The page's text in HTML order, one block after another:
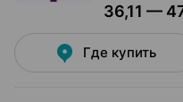
36,11 —
Где купить